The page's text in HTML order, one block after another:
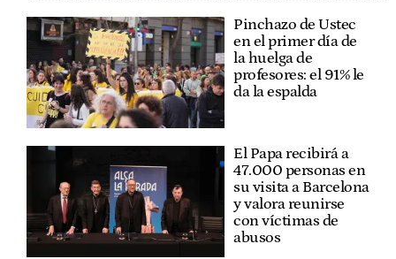
Pinchazo de Ustec
en el primer día de
la huelga de
profesores: el 91% le
da la espalda
El Papa recibirá a
47.000 personas en
su visita a Barcelona
y valora reunirse
con víctimas de
abusos